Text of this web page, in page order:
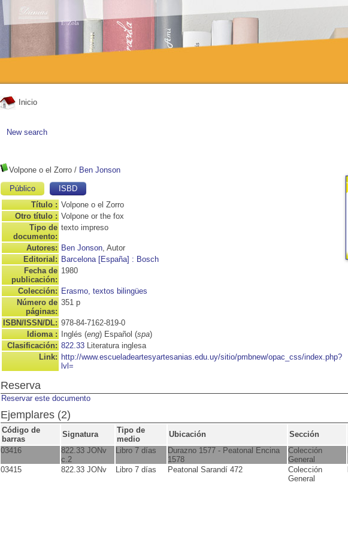
Inicio
New search
Volpone o el Zorro / Ben Jonson
Público
ISBD
Título : Volpone o el Zorro
Otro título : Volpone or the fox
Tipo de
documento:
texto impreso
Autores: Ben Jonson, Autor
Editorial: Barcelona [España] : Bosch
Fecha de
publicación:
1980
Colección: Erasmo, textos bilingües
Número de
páginas:
351 p
ISBN/ISSN/DL: 978-84-7162-819-0
Idioma :
Inglés (eng) Español (spa)
Clasificación: 822.33 Literatura inglesa
Link: http://www.escueladeartesyartesanias.edu.uy/sitio/pmbnew/opac_css/index.php?
lvl=
Reserva
Reservar este documento
Ejemplares (2)
Código de
barras
Signatura
Tipo de
medio
Ubicación Sección
03416
822.33 JONv
c.2
Libro 7 días
Durazno 1577 - Peatonal Encina
1578
Colección
General
03415 822.33 JONv Libro 7 días Peatonal Sarandí 472
Colección
General